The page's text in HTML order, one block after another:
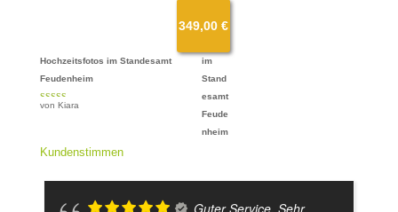
349,00 €
Hochzeitsfotos im Standesamt
Feudenheim
Bewertet
von Kiara
Kundenstimmen